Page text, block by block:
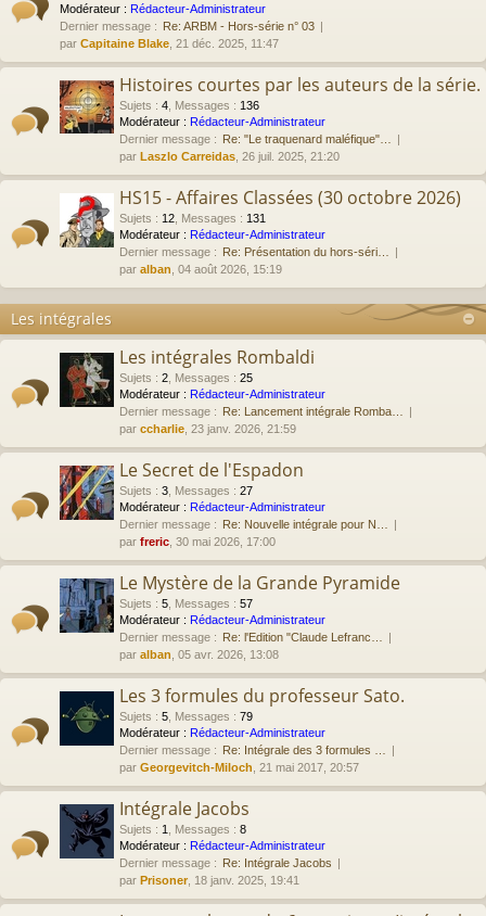
Modérateur : Rédacteur-Administrateur
Dernier message : Re: ARBM - Hors-série n° 03
par Capitaine Blake , 21 déc. 2025, 11:47
Histoires courtes par les auteurs de la série.
Sujets : 4 Messages : 136
Modérateur : Rédacteur-Administrateur
Dernier message : Re: "Le traquenard maléfique"…
par Laszlo Carreidas , 26 juil. 2025, 21:20
HS15 - Affaires Classées (30 octobre 2026)
Sujets : 12 Messages : 131
Modérateur : Rédacteur-Administrateur
Dernier message : Re: Présentation du hors-séri…
par alban , 04 août 2026, 15:19
Les intégrales
Les intégrales Rombaldi
Sujets : 2 Messages : 25
Modérateur : Rédacteur-Administrateur
Dernier message : Re: Lancement intégrale Romba…
par ccharlie , 23 janv. 2026, 21:59
Le Secret de l'Espadon
Sujets : 3 Messages : 27
Modérateur : Rédacteur-Administrateur
Dernier message : Re: Nouvelle intégrale pour N…
par freric , 30 mai 2026, 17:00
Le Mystère de la Grande Pyramide
Sujets : 5 Messages : 57
Modérateur : Rédacteur-Administrateur
Dernier message : Re: l'Edition "Claude Lefranc…
par alban , 05 avr. 2026, 13:08
Les 3 formules du professeur Sato.
Sujets : 5 Messages : 79
Modérateur : Rédacteur-Administrateur
Dernier message : Re: Intégrale des 3 formules …
par Georgevitch-Miloch , 21 mai 2017, 20:57
Intégrale Jacobs
Sujets : 1 Messages : 8
Modérateur : Rédacteur-Administrateur
Dernier message : Re: Intégrale Jacobs
par Prisoner , 18 janv. 2025, 19:41